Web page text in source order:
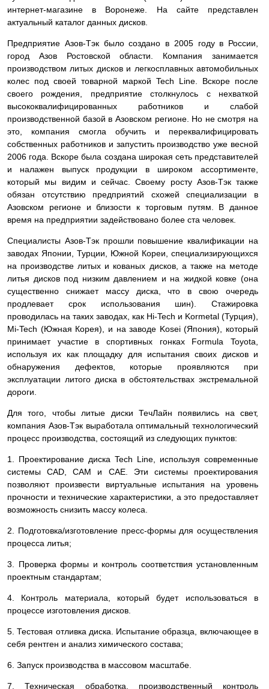
интернет-магазине в Воронеже. На сайте представлен
актуальный каталог данных дисков.
Предприятие Азов-Тэк было создано в 2005 году в России,
город Азов Ростовской области. Компания занимается
производством литых дисков и легкосплавных автомобильных
колес под своей товарной маркой Tech Line. Вскоре после
своего рождения, предприятие столкнулось с нехваткой
высококвалифицированных работников и слабой
производственной базой в Азовском регионе. Но не смотря на
это, компания смогла обучить и переквалифицировать
собственных работников и запустить производство уже весной
2006 года. Вскоре была создана широкая сеть представителей
и налажен выпуск продукции в широком ассортименте,
который мы видим и сейчас. Своему росту Азов-Тэк также
обязан отсутствию предприятий схожей специализации в
Азовском регионе и близости к торговым путям. В данное
время на предприятии задействовано более ста человек.
Специалисты Азов-Тэк прошли повышение квалификации на
заводах Японии, Турции, Южной Кореи, специализирующихся
на производстве литых и кованых дисков, а также на методе
литья дисков под низким давлением и на жидкой ковке (она
существенно снижает массу диска, что в свою очередь
продлевает срок использования шин). Стажировка
проводилась на таких заводах, как Hi-Tech и Kormetal (Турция),
Mi-Tech (Южная Корея), и на заводе Kosei (Япония), который
принимает участие в спортивных гонках Formula Toyota,
используя их как площадку для испытания своих дисков и
обнаружения дефектов, которые проявляются при
эксплуатации литого диска в обстоятельствах экстремальной
дороги.
Для того, чтобы литые диски ТечЛайн появились на свет,
компания Азов-Тэк выработала оптимальный технологический
процесс производства, состоящий из следующих пунктов:
1. Проектирование диска Tech Line, используя современные
системы СAD, CAM и CAE. Эти системы проектирования
позволяют произвести виртуальные испытания на уровень
прочности и технические характеристики, а это предоставляет
возможность снизить массу колеса.
2. Подготовка/изготовление пресс-формы для осуществления
процесса литья;
3. Проверка формы и контроль соответствия установленным
проектным стандартам;
4. Контроль материала, который будет использоваться в
процессе изготовления дисков.
5. Тестовая отливка диска. Испытание образца, включающее в
себя рентген и анализ химического состава;
6. Запуск производства в массовом масштабе.
7. Техническая обработка, производственный контроль